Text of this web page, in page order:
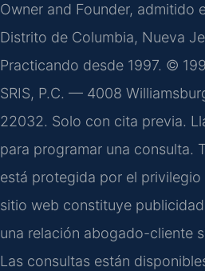
Owner and Founder, admitido
Distrito de Columbia, Nueva
Practicando desde 1997. ©
SRIS, P.C. — 4008
22032. Solo con cita previa.
para programar una consulta.
está protegida por el
sitio web constituye
una relación abogado-cliente
Las consultas están